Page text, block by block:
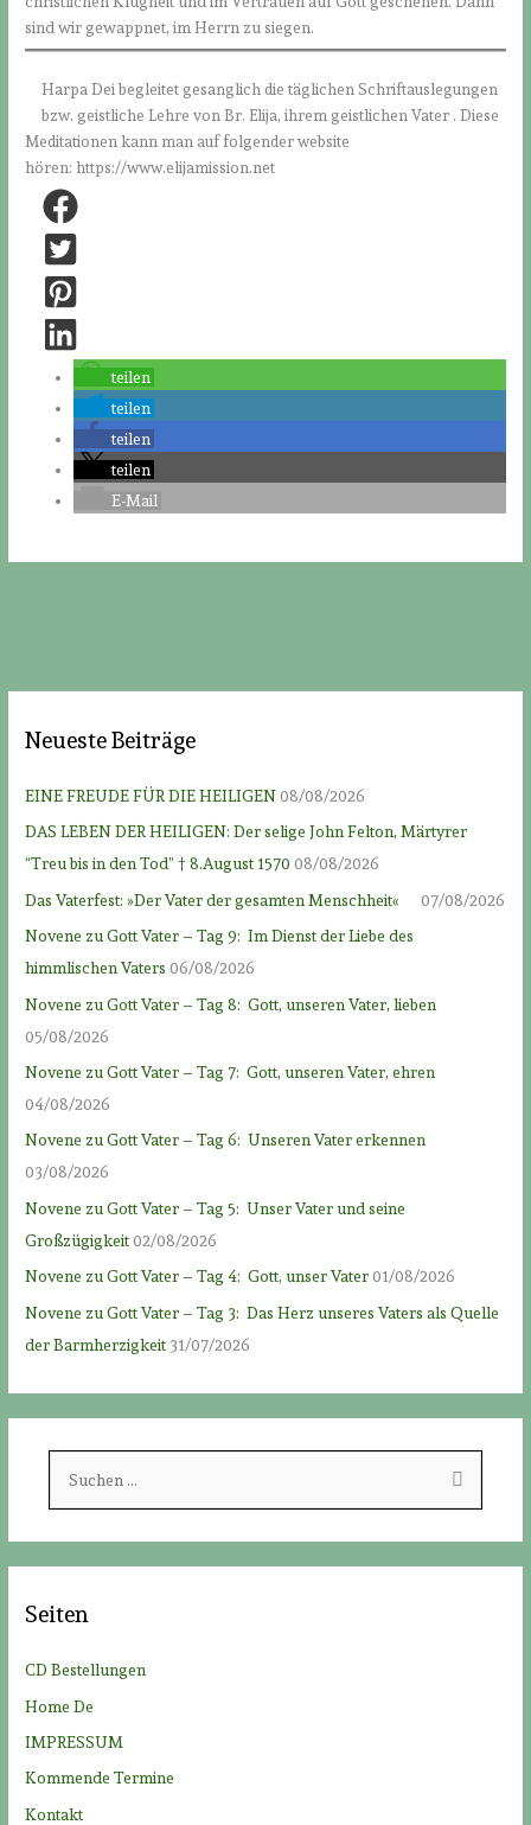
sind wir gewappnet, im Herrn zu siegen.
Harpa Dei begleitet gesanglich die täglichen Schriftauslegungen
bzw. geistliche Lehre von Br. Elija, ihrem geistlichen Vater . Diese
Meditationen kann man auf folgender website
hören: https://www.elijamission.net
teilen
teilen
teilen
teilen
E-Mail
Neueste Beiträge
EINE FREUDE FÜR DIE HEILIGEN08/08/2026
DAS LEBEN DER HEILIGEN: Der selige John Felton, Märtyrer
“Treu bis in den Tod” † 8.August 1570 08/08/2026
Das Vaterfest: »Der Vater der gesamten Menschheit«
07/08/2026
Novene zu Gott Vater – Tag 9: Im Dienst der Liebe des
himmlischen Vaters 06/08/2026
Novene zu Gott Vater – Tag 8: Gott, unseren Vater, lieben
05/08/2026
Novene zu Gott Vater – Tag 7: Gott, unseren Vater, ehren
04/08/2026
Novene zu Gott Vater – Tag 6: Unseren Vater erkennen
03/08/2026
Novene zu Gott Vater – Tag 5: Unser Vater und seine
Großzügigkeit02/08/2026
Novene zu Gott Vater – Tag 4: Gott, unser Vater01/08/2026
Novene zu Gott Vater – Tag 3: Das Herz unseres Vaters als Quelle
der Barmherzigkeit 31/07/2026
n
h
:
Seiten
CD Bestellungen
Home De
IMPRESSUM
Kommende Termine
Kontakt